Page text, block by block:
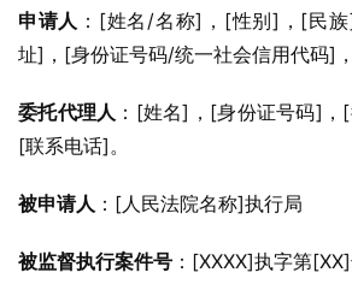
申请人 ：[姓名/名称]，[性别]，[民
址]，[身份证号码/统一社会信用代码]
委托代理人 ：[姓名]，[身份证号码]，
[联系电话]。
被申请人 ：[人民法院名称]执行局
被监督执行案件号 ：[XXXX]执字第